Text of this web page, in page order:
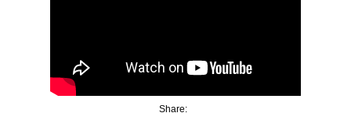
Share: